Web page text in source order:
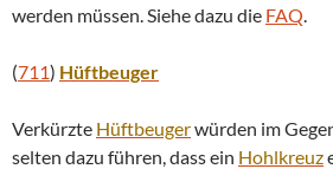
werden müssen. Siehe dazu die FAQ.
(711) Hüftbeuger
Verkürzte Hüftbeugerwürden im
selten dazu führen, dass ein Hohlkreuz